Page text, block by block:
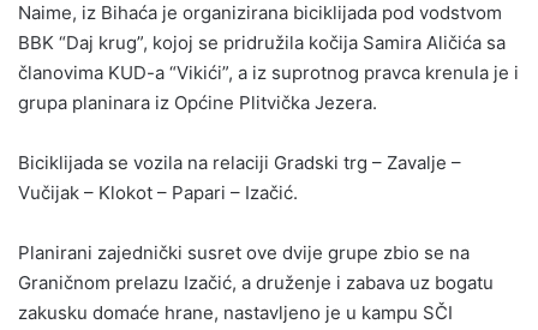
Naime, iz Bihaća je organizirana biciklijada pod vodstvom
BBK “Daj krug”, kojoj se pridružila kočija Samira Aličića sa
članovima KUD-a “Vikići”, a iz suprotnog pravca krenula je i
grupa planinara iz Općine Plitvička Jezera.
Biciklijada se vozila na relaciji Gradski trg – Zavalje –
Vučijak – Klokot – Papari – Izačić.
Planirani zajednički susret ove dvije grupe zbio se na
Graničnom prelazu Izačić, a druženje i zabava uz bogatu
zakusku domaće hrane, nastavljeno je u kampu SČI